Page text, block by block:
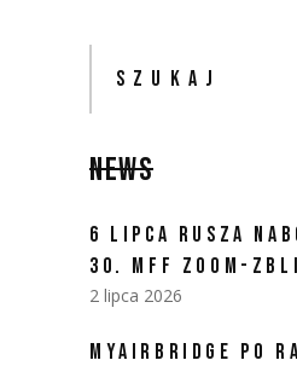
NEWS
6 LIPCA RUSZA
30. MFF ZOOM-
2 lipca 2026
MYAIRBRIDGE PO